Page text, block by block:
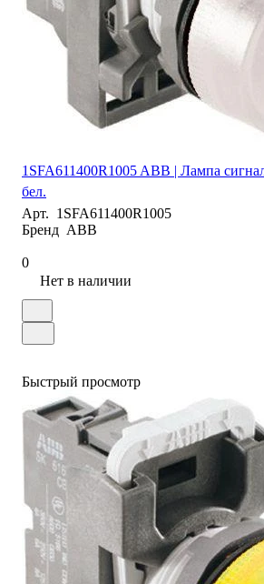
1SFA611400R1005 ABB | Лампа
бел.
Арт. 1SFA611400R1005
Бренд ABB
0
Нет в наличии
Быстрый просмотр